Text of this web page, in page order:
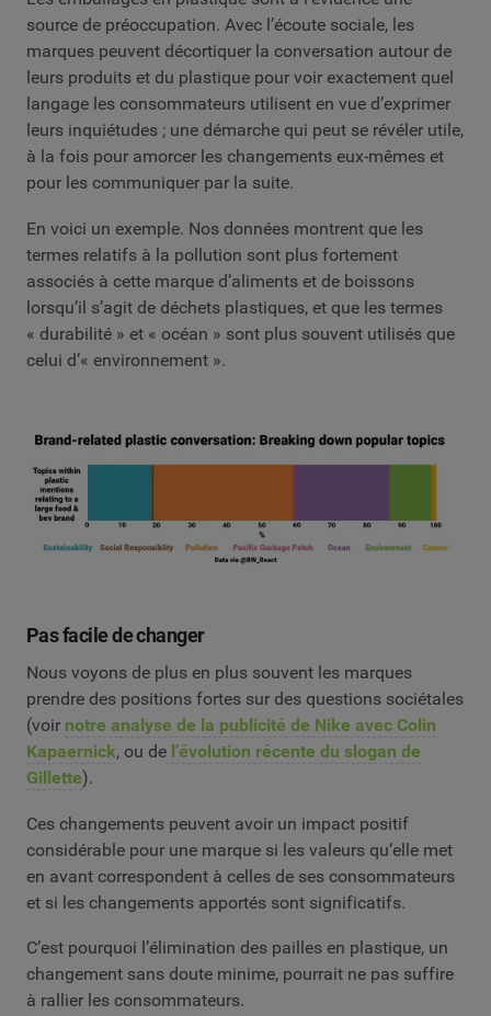
source de préoccupation. Avec l’écoute sociale, les
marques peuvent décortiquer la conversation autour de
leurs produits et du plastique pour voir exactement quel
langage les consommateurs utilisent en vue d’exprimer
leurs inquiétudes ; une démarche qui peut se révéler utile,
à la fois pour amorcer les changements eux-mêmes et
pour les communiquer par la suite.
En voici un exemple. Nos données montrent que les
termes relatifs à la pollution sont plus fortement
associés à cette marque d’aliments et de boissons
lorsqu’il s’agit de déchets plastiques, et que les termes
« durabilité » et « océan » sont plus souvent utilisés que
celui d’« environnement ».
Pas facile de changer
Nous voyons de plus en plus souvent les marques
prendre des positions fortes sur des questions sociétales
(voir notre analyse de la publicité de Nike avec Colin
Kapaernick, ou de l’évolution récente du slogan de
Gillette).
Ces changements peuvent avoir un impact positif
considérable pour une marque si les valeurs qu’elle met
en avant correspondent à celles de ses consommateurs
et si les changements apportés sont significatifs.
C’est pourquoi l’élimination des pailles en plastique, un
changement sans doute minime, pourrait ne pas suffire
à rallier les consommateurs.